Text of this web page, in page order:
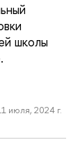
школы
июля, 2024 г.